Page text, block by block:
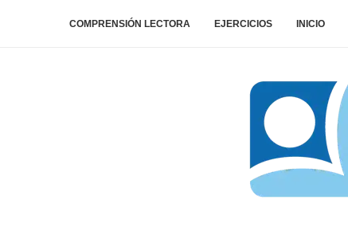
COMPRENSIÓN LECTORA EJERCICIOS INICIO